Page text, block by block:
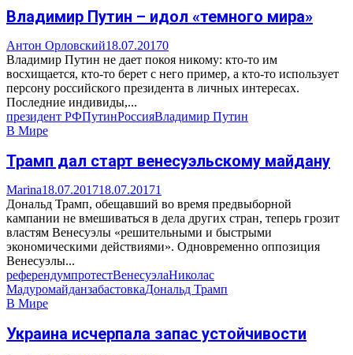
Владимир Путин – идол «темного мира»
Антон Орловский18.07.20170
Владимир Путин не дает покоя никому: кто-то им
восхищается, кто-то берет с него пример, а кто-то использует
персону российского президента в личных интересах.
Последние индивиды,...
президент РФПутинРоссияВладимир Путин
В Мире
Трамп дал старт венесуэльскому майдану
Marina18.07.201718.07.20171
Дональд Трамп, обещавший во время предвыборной
кампании не вмешиваться в дела других стран, теперь грозит
властям Венесуэлы «решительными и быстрыми
экономическими действиями». Одновременно оппозиция
Венесуэлы...
референдумпротестВенесуэлаНиколас
МадуромайданзабастовкаДональд Трамп
В Мире
Украина исчерпала запас устойчивости